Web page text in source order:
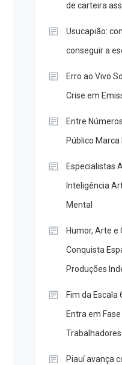
de carteira
Usucapião:
conseguir a
Erro ao Vivo
Crise em
Entre
Público Marca
Especialistas
Inteligência
Mental
Humor, Arte e
Conquista
Produções
Fim da Escala
Entra em
Piauí avança